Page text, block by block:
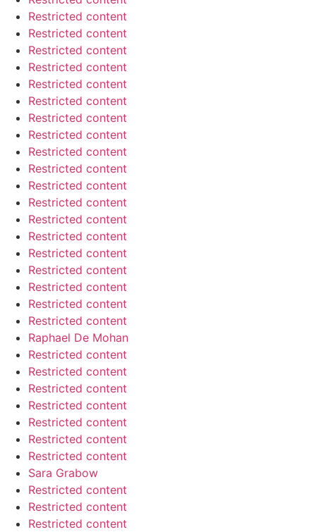
Restricted content
Restricted content
Restricted content
Restricted content
Restricted content
Restricted content
Restricted content
Restricted content
Restricted content
Restricted content
Restricted content
Restricted content
Restricted content
Restricted content
Restricted content
Restricted content
Restricted content
Restricted content
Restricted content
Raphael De Mohan
Restricted content
Restricted content
Restricted content
Restricted content
Restricted content
Restricted content
Restricted content
Sara Grabow
Restricted content
Restricted content
Restricted content